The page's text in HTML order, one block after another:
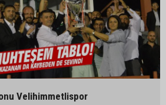
Velihimmetlispor